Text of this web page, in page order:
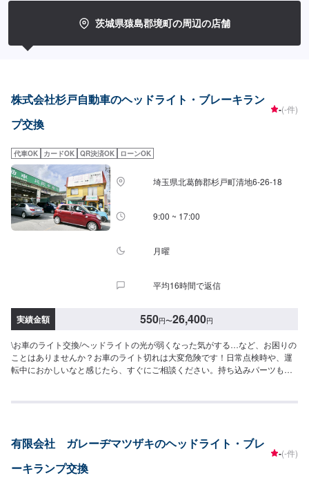
時間：9:00~17:30【1】オファーにてお問い合わせ【2】お見積り【3】お見
積りにご納得いただければ作業開始【4】仕上がり次第納車-----納期について-
は前後する場合がございます。予めご了承ください。-----代車について-----無
来かねる場合もございます。-----ご来店時の注意、受付方法-----入庫の際はお
気をつけてお越しください。駐車スペースは事務所前のお客様駐車スペース
に駐車してください。受付はスタッフへ「メンテモで予約しました」とお伝
えください。ご案内いたします。
茨城県猿島郡境町の周辺の店舗
株式会社杉戸自動車のヘッドライト・ブレーキラン
プ交換
-(-件)
代車OK カードOK QR決済OK ローンOK
埼玉県北葛飾郡杉戸町清地6-26-18
9:00 ~ 17:00
月曜
平均16時間で返信
実績金額 550円〜26,400円
\お車のライト交換/ヘッドライトの光が弱くなった気がする…など、お困りの
ことはありませんか？お車のライト切れは大変危険です！日常点検時や、運
転中におかしいなと感じたら、すぐにご相談ください。持ち込みパーツも対
用の場合は16,500円前後●その他外車：3,850円〜5,390円HID使用の場合は
車：550円〜●その他外車：1,100円〜1,540円程度<パーツ持ち込み可能>パー
ツ持ち込みも可能です。持ち込みの場合はオファーにて、部品の詳細や車種
情報をお送りください。部品のご購入のご案内も可能ですので、ご希望の方
有限会社 ガレーヂマツザキのヘッドライト・ブレ
ーキランプ交換
-(-件)